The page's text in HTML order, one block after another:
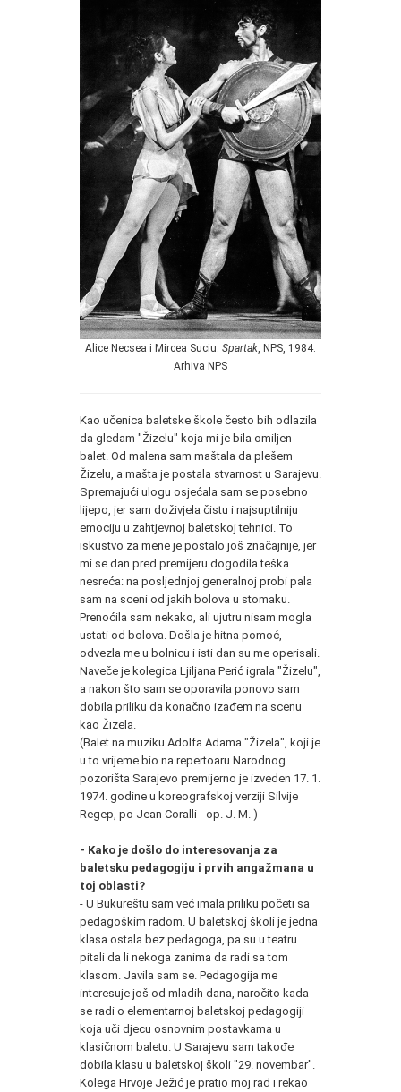
Alice Necsea i Mircea Suciu. Spartak, NPS, 1984.
Arhiva NPS
Kao učenica baletske škole često bih odlazila
da gledam "Žizelu" koja mi je bila omiljen
balet. Od malena sam maštala da plešem
Žizelu, a mašta je postala stvarnost u Sarajevu.
Spremajući ulogu osjećala sam se posebno
lijepo, jer sam doživjela čistu i najsuptilniju
emociju u zahtjevnoj baletskoj tehnici. To
iskustvo za mene je postalo još značajnije, jer
mi se dan pred premijeru dogodila teška
nesreća: na posljednjoj generalnoj probi pala
sam na sceni od jakih bolova u stomaku.
Prenoćila sam nekako, ali ujutru nisam mogla
ustati od bolova. Došla je hitna pomoć,
odvezla me u bolnicu i isti dan su me operisali.
Naveče je kolegica Ljiljana Perić igrala "Žizelu",
a nakon što sam se oporavila ponovo sam
dobila priliku da konačno izađem na scenu
kao Žizela.
(Balet na muziku Adolfa Adama "Žizela", koji je
u to vrijeme bio na repertoaru Narodnog
pozorišta Sarajevo premijerno je izveden 17. 1.
1974. godine u koreografskoj verziji Silvije
Regep, po Jean Coralli - op. J. M. )
- Kako je došlo do interesovanja za
baletsku pedagogiju i prvih angažmana u
toj oblasti?
- U Bukureštu sam već imala priliku početi sa
pedagoškim radom. U baletskoj školi je jedna
klasa ostala bez pedagoga, pa su u teatru
pitali da li nekoga zanima da radi sa tom
klasom. Javila sam se. Pedagogija me
interesuje još od mladih dana, naročito kada
se radi o elementarnoj baletskoj pedagogiji
koja uči djecu osnovnim postavkama u
klasičnom baletu. U Sarajevu sam takođe
dobila klasu u baletskoj školi "29. novembar".
Kolega Hrvoje Ježić je pratio moj rad i rekao